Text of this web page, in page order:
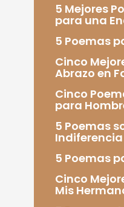
5 Mejores
para una
5 Poemas
Cinco
Abrazo en
Cinco
para
5 Poemas
5 Poemas
Cinco
Mis